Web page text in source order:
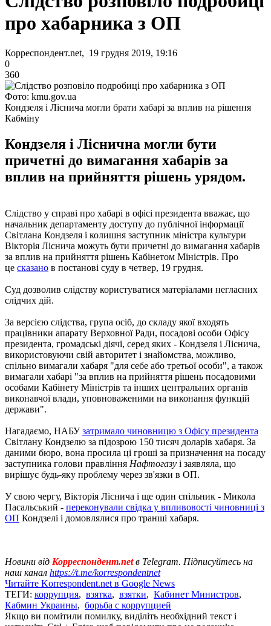
про хабарника з ОП
Корреспондент.net, 19 грудня 2019, 19:16
0
360
Фото: kmu.gov.ua
Кондзеля і Ліснича могли брати хабарі за вплив на рішення
Кабміну
Кондзеля і Ліснична могли бути
причетні до вимагання хабарів за
вплив на прийняття рішень урядом.
Слідство у справі про хабарі в офісі президента вважає, що
начальник департаменту доступу до публічної інформації
Світлана Кондзеля і колишня заступник міністра культури
Вікторія Ліснича можуть бути причетні до вимагання хабарів
за вплив на прийняття рішень Кабінетом Міністрів. Про
це сказано в постанові суду в четвер, 19 грудня.
Суд дозволив слідству користуватися матеріалами негласних
слідчих дій.
За версією слідства, група осіб, до складу якої входять
працівники апарату Верховної Ради, посадові особи Офісу
президента, громадські діячі, серед яких - Кондзеля і Ліснича,
використовуючи свій авторитет і знайомства, можливо,
спільно вимагали хабаря "для себе або третьої особи", а також
вимагали хабарі "за вплив на прийняття рішень посадовими
особами Кабінету Міністрів та інших центральних органів
виконавчої влади, уповноваженими на виконання функцій
держави".
Нагадаємо, НАБУзатримало чиновницю з Офісу президента
Світлану Кондзелю за підозрою 150 тисяч доларів хабаря. За
даними бюро, вона просила ці гроші за призначення на посаду
заступника голови правління Нафтогазу і заявляла, що
вирішує будь-яку проблему через зв'язки в ОП.
У свою чергу, Вікторія Ліснича і ще один спільник - Микола
Пасальський - переконували свідка у впливовості чиновниці з
ОП Кондзелі і домовлялися про транші хабаря.
Новини від Корреспондент.netв Telegram. Підписуйтесь на
наш канал https://t.me/korrespondentnet
Читайте Korrespondent.net в Google News
ТЕГИ: коррупция, взятка, взятки, Кабинет Министров,
Кабмин Украины, борьба с коррупцией
Якщо ви помітили помилку, виділіть необхідний текст і